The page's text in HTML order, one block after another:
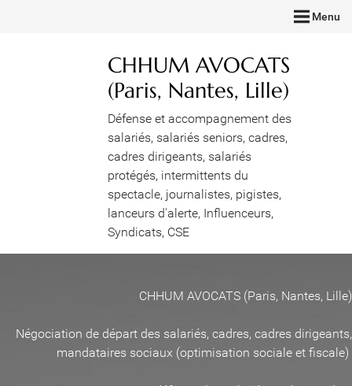
Menu
CHHUM AVOCATS
(Paris, Nantes, Lille)
Défense et accompagnement des
salariés, salariés seniors, cadres,
cadres dirigeants, salariés
protégés, intermittents du
spectacle, journalistes, pigistes,
lanceurs d'alerte, Influenceurs,
Syndicats, CSE
CHHUM AVOCATS (Paris, Nantes, Lille)
Négociation de départ des salariés, cadres, cadres dirigeants,
mandataires sociaux (optimisation sociale et fiscale)